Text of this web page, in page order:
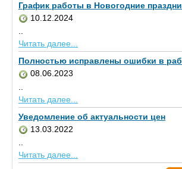
График работы в Новогодние
10.12.2024
..
Читать далее...
Полностью исправлены ошибки в
08.06.2023
Читать далее...
Уведомление об актуальности цен
13.03.2022
Читать далее...